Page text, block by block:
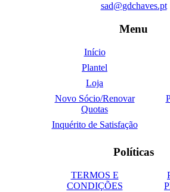
sad@gdchaves.pt
Menu
Início
Plantel
Loja
Novo Sócio/Renovar
Quotas
Inquérito de Satisfação
Políticas
TERMOS E
CONDIÇÕES